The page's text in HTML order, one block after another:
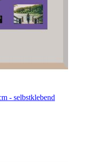
- selbstklebend